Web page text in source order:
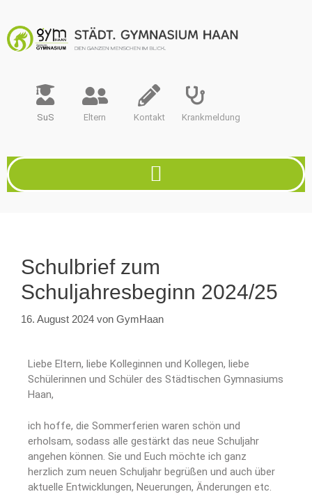
SuS Eltern Kontakt Krankmeldung
Schulbrief zum
Schuljahresbeginn 2024/25
16. August 2024 von GymHaan
Liebe Eltern, liebe Kolleginnen und Kollegen, liebe
Schülerinnen und Schüler des Städtischen Gymnasiums
Haan,
ich hoffe, die Sommerferien waren schön und
erholsam, sodass alle gestärkt das neue Schuljahr
angehen können. Sie und Euch möchte ich ganz
herzlich zum neuen Schuljahr begrüßen und auch über
aktuelle Entwicklungen, Neuerungen, Änderungen etc.